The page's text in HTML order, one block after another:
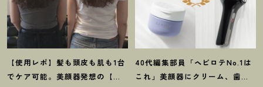
【使用レポ】髪も頭皮も肌も1台
でケア可能。美顔器発想の【ス
40代編集部員「ヘビロテNo.1は
これ」美顔器にクリーム、歯磨